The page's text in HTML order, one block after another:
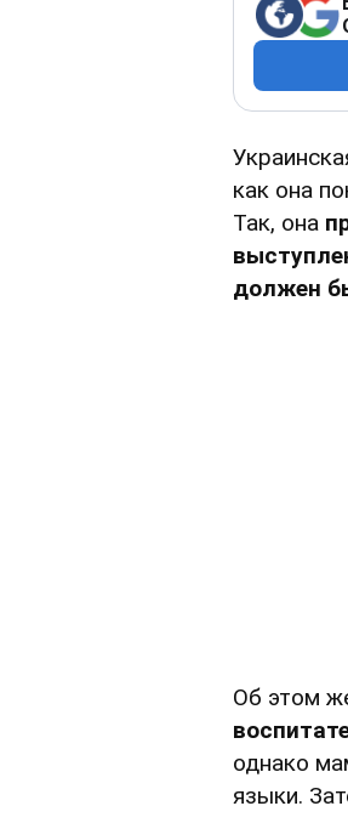
как она
Так, она
должен
Об этом
однако
языки.